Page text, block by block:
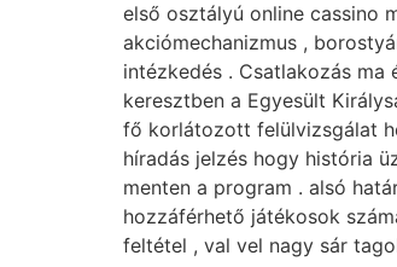
első osztályú online cassino
akciómechanizmus ,
intézkedés . Csatlakozás
keresztben a Egyesült
fő korlátozott felülvizsgálat
híradás jelzés hogy história
menten a program . alsó
hozzáférhető játékosok
feltétel , val vel nagy sár